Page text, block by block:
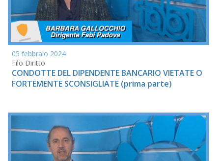
05 febbraio 2024
Filo Diritto
CONDOTTE DEL DIPENDENTE BANCARIO VIETATE O
FORTEMENTE SCONSIGLIATE (prima parte)